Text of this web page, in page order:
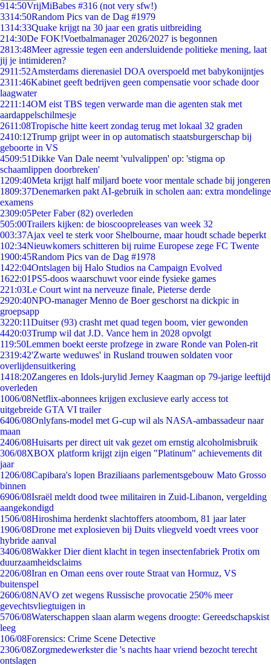
914:50VrijMiBabes #316 (not very sfw!)
3314:50Random Pics van de Dag #1979
1314:33Quake krijgt na 30 jaar een gratis uitbreiding
214:30De FOK!Voetbalmanager 2026/2027 is begonnen
2813:48Meer agressie tegen een andersluidende politieke mening, laat
jij je intimideren?
2911:52Amsterdams dierenasiel DOA overspoeld met babykonijntjes
2311:46Kabinet geeft bedrijven geen compensatie voor schade door
laagwater
2211:14OM eist TBS tegen verwarde man die agenten stak met
aardappelschilmesje
2611:08Tropische hitte keert zondag terug met lokaal 32 graden
2410:12Trump grijpt weer in op automatisch staatsburgerschap bij
geboorte in VS
4509:51Dikke Van Dale neemt 'vulvalippen' op: 'stigma op
schaamlippen doorbreken'
1209:40Meta krijgt half miljard boete voor mentale schade bij jongeren
1809:37Denemarken pakt AI-gebruik in scholen aan: extra mondelinge
examens
2309:05Peter Faber (82) overleden
505:00Trailers kijken: de bioscoopreleases van week 32
003:37Ajax veel te sterk voor Shelbourne, maar houdt schade beperkt
102:34Nieuwkomers schitteren bij ruime Europese zege FC Twente
1900:45Random Pics van de Dag #1978
1422:04Ontslagen bij Halo Studios na Campaign Evolved
1622:01PS5-doos waarschuwt voor einde fysieke games
221:03Le Court wint na nerveuze finale, Pieterse derde
2920:40NPO-manager Menno de Boer geschorst na dickpic in
groepsapp
3220:11Duitser (93) crasht met quad tegen boom, vier gewonden
4420:03Trump wil dat J.D. Vance hem in 2028 opvolgt
119:50Lemmen boekt eerste profzege in zware Ronde van Polen-rit
2319:42'Zwarte weduwes' in Rusland trouwen soldaten voor
overlijdensuitkering
1418:20Zangeres en Idols-jurylid Jerney Kaagman op 79-jarige leeftijd
overleden
1006/08Netflix-abonnees krijgen exclusieve early access tot
uitgebreide GTA VI trailer
6406/08Onlyfans-model met G-cup wil als NASA-ambassadeur naar
maan
2406/08Huisarts per direct uit vak gezet om ernstig alcoholmisbruik
306/08XBOX platform krijgt zijn eigen "Platinum" achievements dit
jaar
1206/08Capibara's lopen Braziliaans parlementsgebouw Mato Grosso
binnen
6906/08Israël meldt dood twee militairen in Zuid-Libanon, vergelding
aangekondigd
1506/08Hiroshima herdenkt slachtoffers atoombom, 81 jaar later
1906/08Drone met explosieven bij Duits vliegveld voedt vrees voor
hybride aanval
3406/08Wakker Dier dient klacht in tegen insectenfabriek Protix om
duurzaamheidsclaims
2206/08Iran en Oman eens over route Straat van Hormuz, VS
buitenspel
2606/08NAVO zet wegens Russische provocatie 250% meer
gevechtsvliegtuigen in
5706/08Waterschappen slaan alarm wegens droogte: Gereedschapskist
leeg
106/08Forensics: Crime Scene Detective
2306/08Zorgmedewerkster die 's nachts haar vriend bezocht terecht
ontslagen